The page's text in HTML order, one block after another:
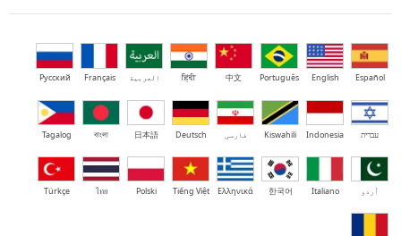
Español
English
Português
中文
हिंदी العربية Français
Русский
עברית Indonesia
Kiswahili فارسی Deutsch
日本語
বাংলা
Tagalog
اُردو Italiano
한국어
Ελληνικά
Tiếng Việt
Polski
ไทย
Türkçe